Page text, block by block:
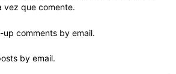
vez que comente.
comments by email.
by email.